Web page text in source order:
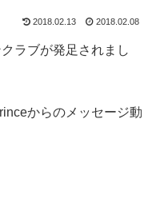
2018.02.13 2018.02.08
ラブが発足されまし
からのメッセージ動